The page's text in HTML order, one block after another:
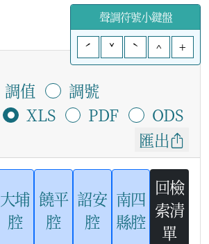
聲調符號小鍵盤
ˊ
ˇ ˋ ^ +
調值
調號
XLS
PDF
ODS
匯出
大埔
腔
饒平
腔
詔安
腔
南四
縣腔
回檢
索清
單